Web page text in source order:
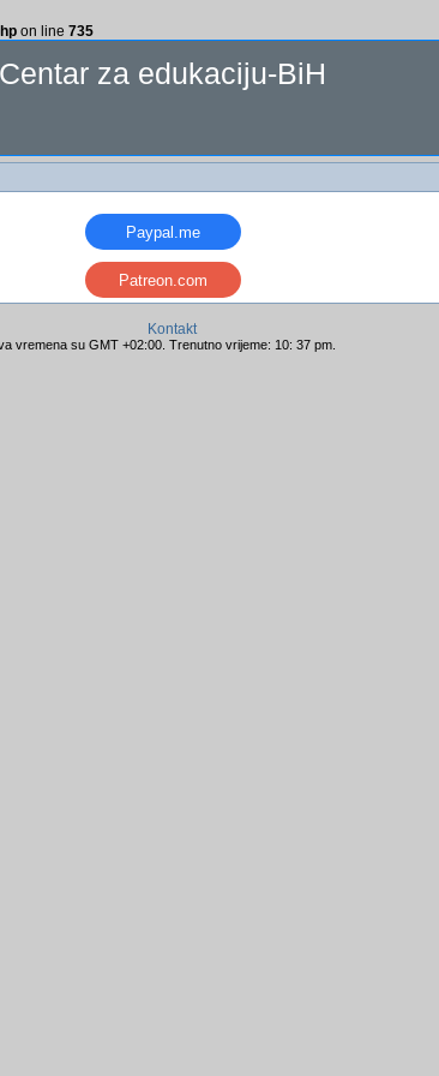
on line 735
Centar za edukaciju-BiH
Paypal.me
Patreon.com
Kontakt
vremena su GMT +02:00. Trenutno vrijeme: 10: 37 pm.